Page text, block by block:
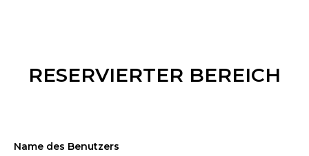
RESERVIERTER BEREICH
Name des Benutzers